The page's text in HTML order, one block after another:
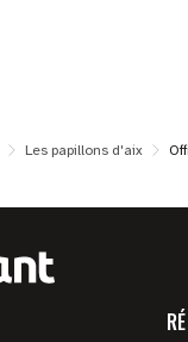
Les papillons d'aix